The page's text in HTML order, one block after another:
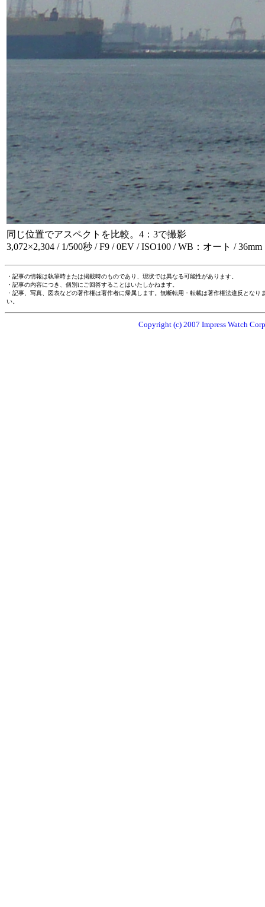
同じ位置でアスペクトを比較。4：3で撮影
3,072×2,304 / 1/500秒 / F9 / 0EV / ISO100 / WB：オート / 36mm
・記事の情報は執筆時または掲載時のものであり、現状では異なる可能性があります。
・記事の内容につき、個別にご回答することはいたしかねます。
・記事、写真、図表などの著作権は著作者に帰属します。無断転用・転載は著作権法違反とな
い。
Copyright (c) 2007 Impress Watch